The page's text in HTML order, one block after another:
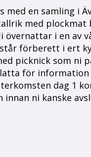
med en samling i
med plockmat
övernattar i en av
förberett i ert
picknick som ni
för
dag 1
innan ni kanske